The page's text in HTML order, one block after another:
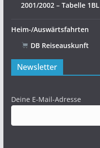
2001/2002 – Tabelle 1BL
Heim-/Auswärtsfahrten
DB Reiseauskunft
Newsletter
Deine E-Mail-Adresse